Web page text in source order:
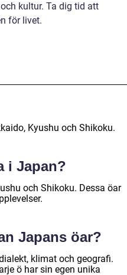
kultur. Ta dig tid att
för livet.
Kyushu och Shikoku.
i Japan?
och Shikoku. Dessa öar
Japans öar?
klimat och geografi.
ö har sin egen unika